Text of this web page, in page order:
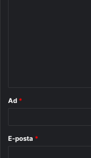
Ad *
E-posta *